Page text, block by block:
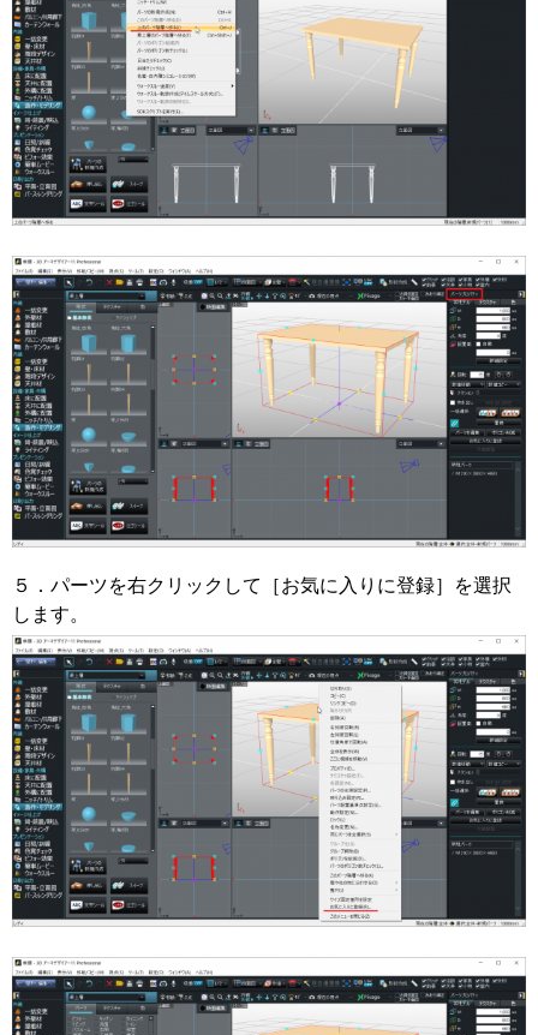
５．パーツを右クリックして［お気に入りに登録］を選択
します。